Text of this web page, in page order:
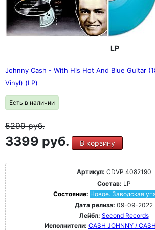
LP
Johnny Cash - With His Hot And Blue Guitar
Vinyl) (LP)
Есть в наличии
5299руб.
3399 руб. В корзину
Артикул: CDVP 4082190
Состав: LP
Состояние: Новое. Заводская
Дата релиза: 09-09-2022
Лейбл: Second Records
Исполнители: CASH JOHNNY /